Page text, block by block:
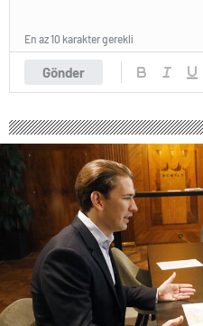
Gönder
En az 10 karakter gerekli